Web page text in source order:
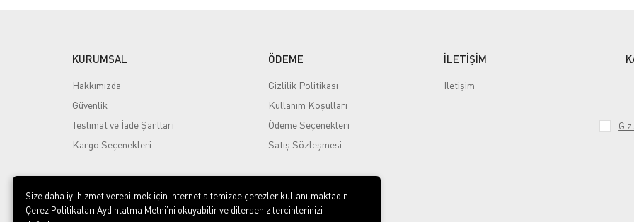
KURUMSAL
Hakkımızda
Güvenlik
Teslimat ve İade Şartları
Kargo Seçenekleri
ÖDEME
Gizlilik Politikası
Kullanım Koşulları
Ödeme Seçenekleri
Satış Sözleşmesi
İLETİŞİM
İletişim
Size daha iyi hizmet verebilmek için internet sitemizde çerezler kullanılmaktadır.
Çerez Politikaları Aydınlatma Metni’ni okuyabilir ve dilerseniz tercihlerinizi